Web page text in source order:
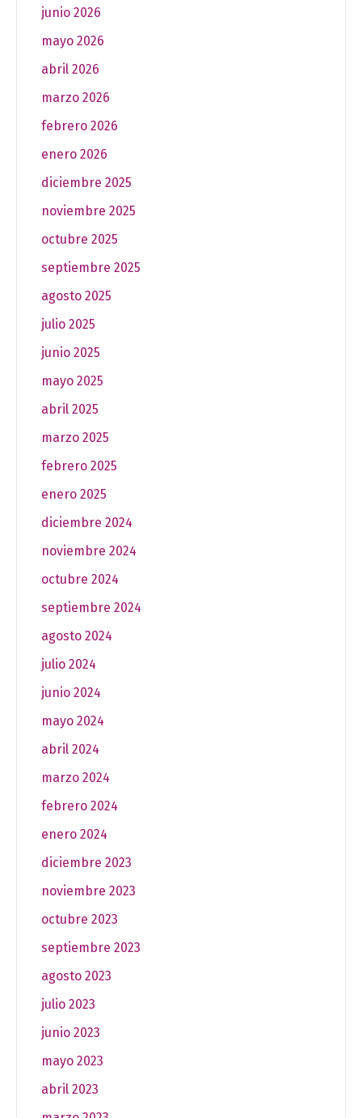
junio 2026
mayo 2026
abril 2026
marzo 2026
febrero 2026
enero 2026
diciembre 2025
noviembre 2025
octubre 2025
septiembre 2025
agosto 2025
julio 2025
junio 2025
mayo 2025
abril 2025
marzo 2025
febrero 2025
enero 2025
diciembre 2024
noviembre 2024
octubre 2024
septiembre 2024
agosto 2024
julio 2024
junio 2024
mayo 2024
abril 2024
marzo 2024
febrero 2024
enero 2024
diciembre 2023
noviembre 2023
octubre 2023
septiembre 2023
agosto 2023
julio 2023
junio 2023
mayo 2023
abril 2023